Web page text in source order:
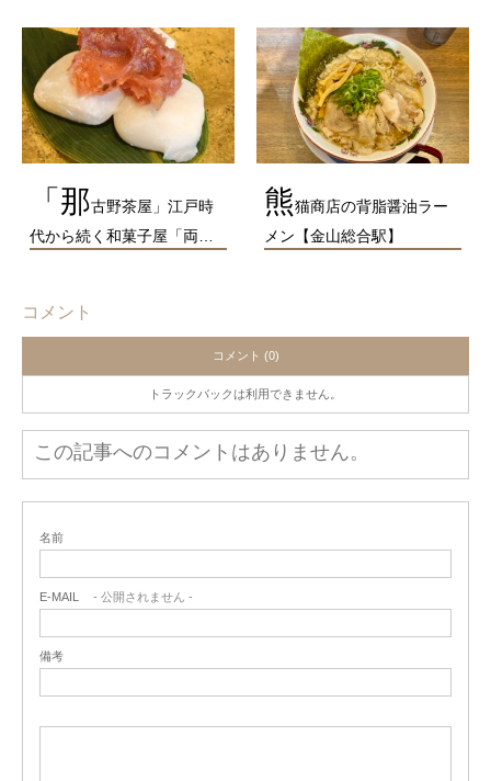
「那古野茶屋」江戸時
代から続く和菓子屋「両…
熊猫商店の背脂醤油ラー
メン【金山総合駅】
コメント
コメント (0)
トラックバックは利用できません。
この記事へのコメントはありません。
名前
E-MAIL - 公開されません -
備考